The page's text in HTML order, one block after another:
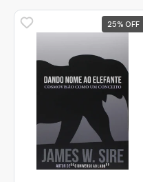
25%